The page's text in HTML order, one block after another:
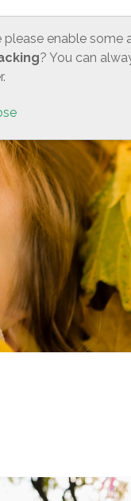
ACTUEEL
please enable some
? You can